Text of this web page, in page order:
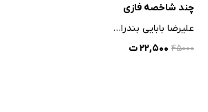
چند شاخصه فازی
علیرضا بابایی بندراتی
۴۵۰۰۰ ۲۲,۵۰۰ ت